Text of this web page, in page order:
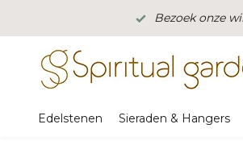
Bezoek onze
Edelstenen Sieraden & Hangers